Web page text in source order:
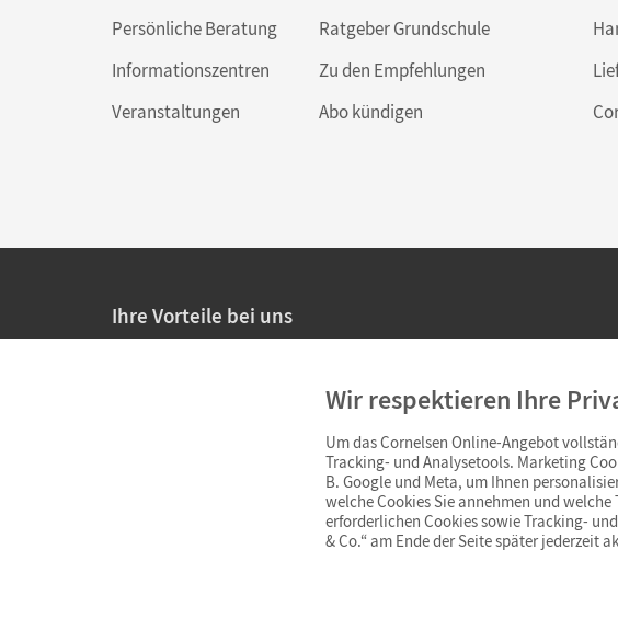
Persönliche Beratung
Informationszentren
Veranstaltungen
Ratgeber Grundschule
Zu den Empfehlungen
Abo kündigen
Ihre Vorteile bei uns
Persönliche Angebote für Lehrkräfte
Sicheres Einkaufen mit SSL-Verschlüsselung
Widerrufsfristvon 4 Wochen
Schnelle und einfache Retourenabwicklung
Wir respektieren Ihre
Um das Cornelsen Online-Angebot
Tracking- und Analysetools. Marketing
B. Google und Meta, um Ihnen
welche Cookies Sie annehmen und
erforderlichen Cookies sowie Tracking-
& Co.“ am Ende der Seite später jederzeit